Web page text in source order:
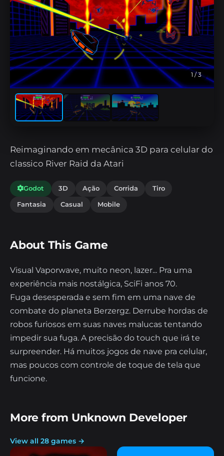
1/ 3
Reimaginando em mecânica 3D para celular do
classico River Raid da Atari
Godot 3D Ação Corrida
Tiro
Fantasia
Casual Mobile
About This Game
Visual Vaporwave, muito neon, lazer... Pra uma
experiência mais nostálgica, SciFi anos 70.
Fuga desesperada e sem fim em uma nave de
combate do planeta Berzergz. Derrube hordas de
robos furiosos em suas naves malucas tentando
impedir sua fuga. A precisão do touch que irá te
surpreender. Há muitos jogos de nave pra celular,
mas poucos com controle de toque de tela que
funcione.
More from Unknown Developer
View all 28 games →